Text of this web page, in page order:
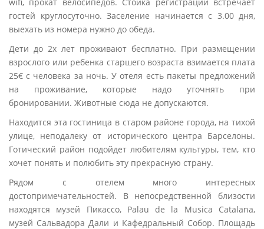
гостей круглосуточно. Заселение начинается с 3.00 дня,
выехать из номера нужно до обеда.
Дети до 2х лет проживают бесплатно. При размещении
взрослого или ребенка старшего возраста взимается плата
25€ с человека за ночь. У отеля есть пакеты предложений
на проживание, которые надо уточнять при
бронировании. Животные сюда не допускаются.
Находится эта гостиница в старом районе города, на тихой
улице, неподалеку от исторического центра Барселоны.
Готический район подойдет любителям культуры, тем, кто
хочет понять и полюбить эту прекрасную страну.
Рядом с отелем много интересных
достопримечательностей. В непосредственной близости
находятся музей Пикассо, Palau de la Musica Catalana,
музей Сальвадора Дали и Кафедральный Собор. Площадь